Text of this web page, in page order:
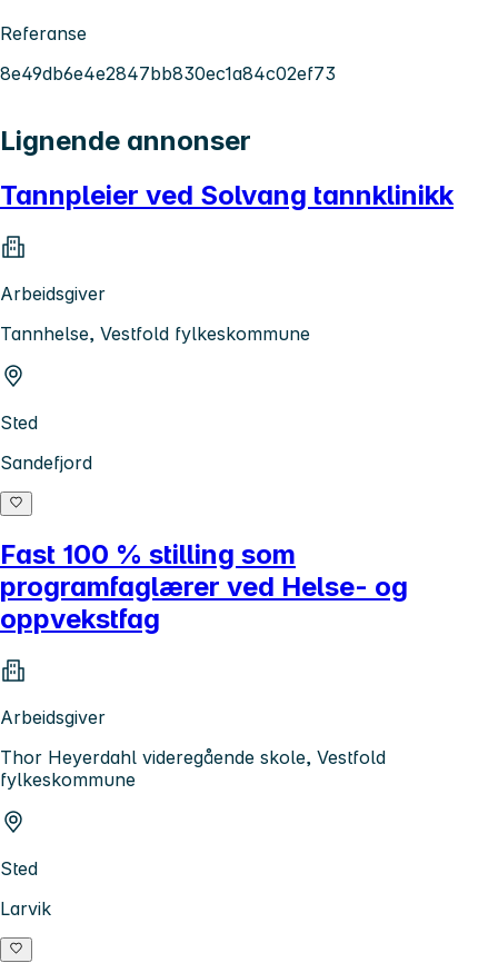
Referanse
8e49db6e4e2847bb830ec1a84c02ef73
Lignende annonser
Tannpleier ved Solvang tannklinikk
Arbeidsgiver
Tannhelse, Vestfold fylkeskommune
Sted
Sandefjord
Fast 100 % stilling som
programfaglærer ved Helse- og
oppvekstfag
Arbeidsgiver
Thor Heyerdahl videregående skole, Vestfold
fylkeskommune
Sted
Larvik